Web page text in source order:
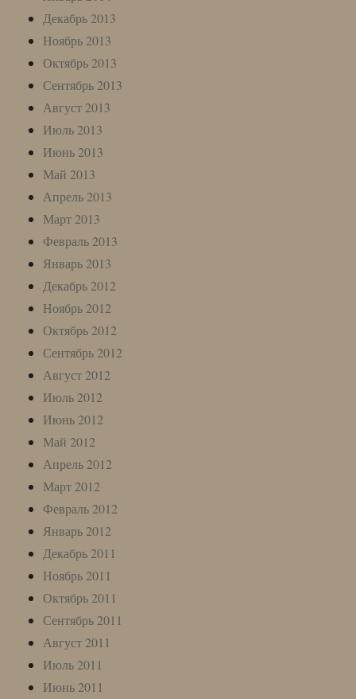
Декабрь 2013
Ноябрь 2013
Октябрь 2013
Сентябрь 2013
Август 2013
Июль 2013
Июнь 2013
Май 2013
Апрель 2013
Март 2013
Февраль 2013
Январь 2013
Декабрь 2012
Ноябрь 2012
Октябрь 2012
Сентябрь 2012
Август 2012
Июль 2012
Июнь 2012
Май 2012
Апрель 2012
Март 2012
Февраль 2012
Январь 2012
Декабрь 2011
Ноябрь 2011
Октябрь 2011
Сентябрь 2011
Август 2011
Июль 2011
Июнь 2011